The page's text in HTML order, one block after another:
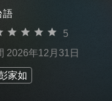
語
5
2026年12月31日
家如